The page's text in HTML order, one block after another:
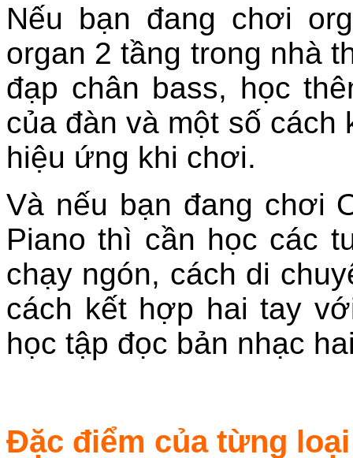
Nếu bạn đang chơi
organ 2 tầng trong nhà
đạp chân bass, học
của đàn và một số cách
hiệu ứng khi chơi.
Và nếu bạn đang chơi
Piano thì cần học các
chạy ngón, cách di
cách kết hợp hai tay
học tập đọc bản nhạc
Đặc điểm của từng